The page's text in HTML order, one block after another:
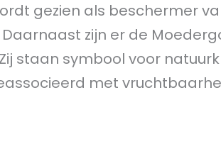
gezien als beschermer
zijn er de
staan symbool voor
met